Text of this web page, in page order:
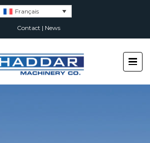
Français
Contact | News